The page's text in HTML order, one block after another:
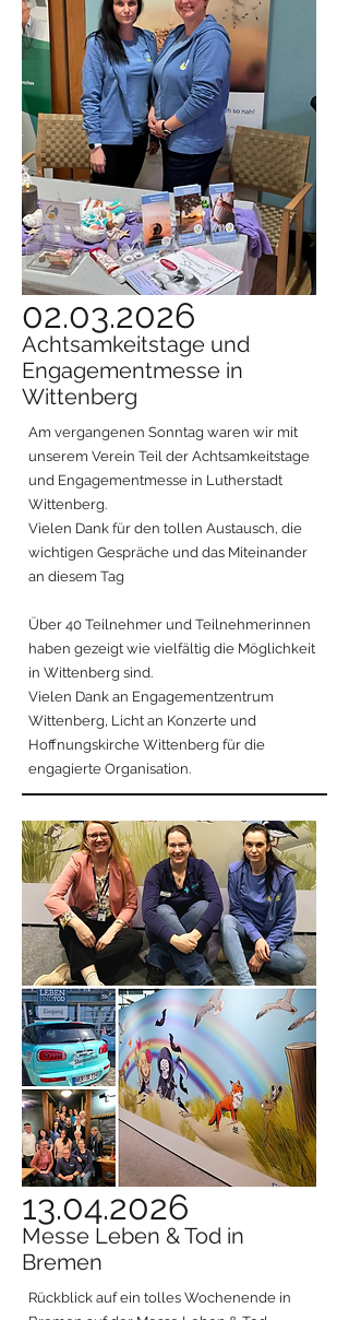
02.03.2026
Achtsamkeitstage und
Engagementmesse in
Wittenberg
Am vergangenen Sonntag waren wir mit
unserem Verein Teil der Achtsamkeitstage
und Engagementmesse in Lutherstadt
Wittenberg.
Vielen Dank für den tollen Austausch, die
wichtigen Gespräche und das Miteinander
an diesem Tag
Über 40 Teilnehmer und Teilnehmerinnen
haben gezeigt wie vielfältig die Möglichkeit
in Wittenberg sind.
Vielen Dank an Engagementzentrum
Wittenberg, Licht an Konzerte und
Hoffnungskirche Wittenberg für die
engagierte Organisation.
13.04.2026
Messe Leben & Tod in
Bremen
Rückblick auf ein tolles Wochenende in